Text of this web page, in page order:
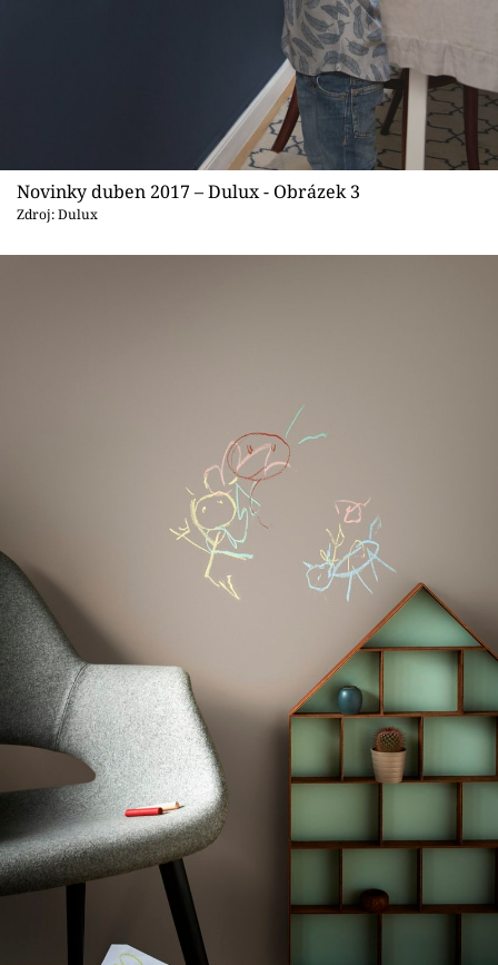
Novinky duben 2017 – Dulux - Obrázek 3
Zdroj: Dulux